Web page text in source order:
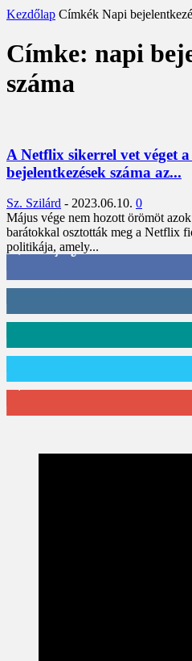
Kezdőlap Címkék Napi
Címke: napi
száma
A Netflix sikerrel vet véget
bejelentkezések száma az...
Sz. Szilárd - 2023.06.10. 0
Május vége nem hozott örömöt
barátokkal osztották meg a Netflix
politikája, amely...
3,452 Rajongók